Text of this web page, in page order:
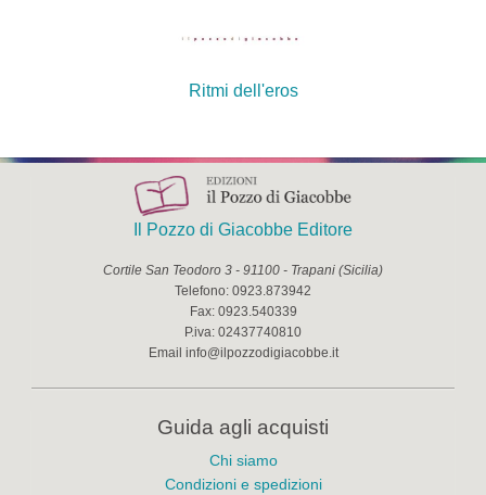
Ritmi dell'eros
Il Pozzo di Giacobbe Editore
Cortile San Teodoro 3 - 91100 - Trapani (Sicilia)
Telefono: 0923.873942
Fax: 0923.540339
P.iva: 02437740810
Email info@ilpozzodigiacobbe.it
Guida agli acquisti
Chi siamo
Condizioni e spedizioni